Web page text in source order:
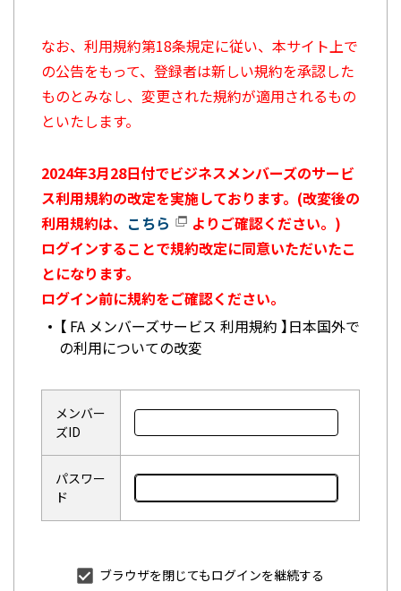
なお、利用規約第18条規定に従い、本サイト上で
の公告をもって、登録者は新しい規約を承認した
ものとみなし、変更された規約が適用されるもの
といたします。
2024年3月28日付でビジネスメンバーズのサービ
ス利用規約の改定を実施しております。(改変後の
利用規約は、 こちら
よりご確認ください。)
ログインすることで規約改定に同意いただいたこ
とになります。
ログイン前に規約をご確認ください。
【 FA メンバーズサービス 利用規約 】日本国外で
の利用についての改変
メンバー
ズID
パスワー
ド
ブラウザを閉じてもログインを継続する